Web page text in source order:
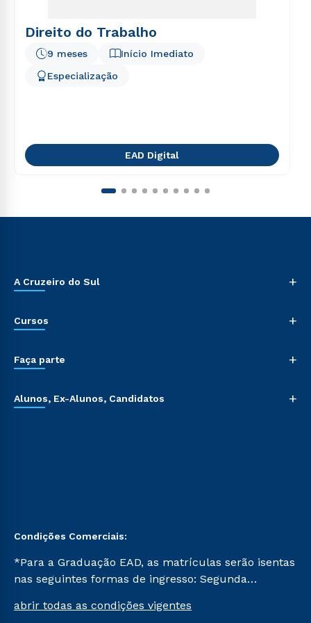
Direito do Trabalho
Início Imediato
9 meses
Especialização
EAD Digital
A Cruzeiro do Sul +
Cursos +
Faça parte +
Alunos, Ex-Alunos, Candidatos +
Condições Comerciais:
*Para a Graduação EAD, as matrículas serão isentas
nas seguintes formas de ingresso: Segunda
Já para as demais, a taxa de matrícula será de R$
abrir todas as condições vigentes